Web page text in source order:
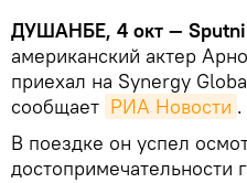
ДУШАНБЕ, 4 окт —
американский актер
приехал на Synergy
сообщает РИА Новости .
В поездке он успел
достопримечательности